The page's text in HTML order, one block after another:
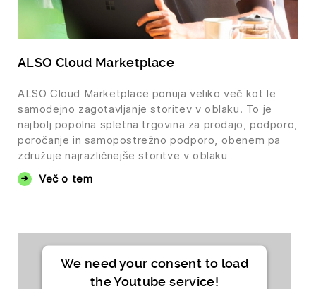
ALSO Cloud Marketplace
ALSO Cloud Marketplace ponuja veliko več kot le
samodejno zagotavljanje storitev v oblaku. To je
najbolj popolna spletna trgovina za prodajo, podporo,
poročanje in samopostrežno podporo, obenem pa
združuje najrazličnejše storitve v oblaku
Več o tem
We need your consent to load
the Youtube service!